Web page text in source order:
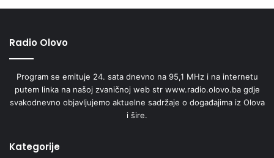
Radio Olovo
Program se emituje 24. sata dnevno na 95,1 MHz i na internetu
putem linka na našoj zvaničnoj web str www.radio.olovo.ba gdje
svakodnevno objavljujemo aktuelne sadržaje o događajima iz Olova
i šire.
Kategorije